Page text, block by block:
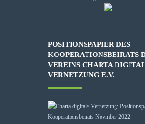
POSITIONSPAPIER DES
KOOPERATIONSBEIRATS
VEREINS CHARTA
VERNETZUNG E.V.